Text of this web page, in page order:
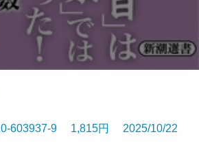
603937-9 1,815円 2025/10/22